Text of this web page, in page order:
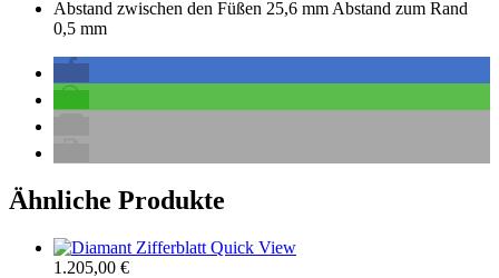
Abstand zwischen den Füßen 25,6 mm Abstand zum Rand
0,5 mm
Ähnliche Produkte
Quick View
1.205,00 €